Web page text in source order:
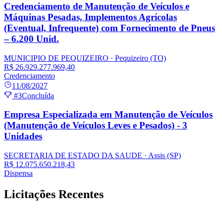
Credenciamento de Manutenção de Veículos e
Máquinas Pesadas, Implementos Agrícolas
(Eventual, Infrequente) com Fornecimento de Pneus
– 6.200 Unid.
MUNICIPIO DE PEQUIZEIRO · Pequizeiro (TO)
R$ 26.929.277.969,40
Credenciamento
11/08/2027
#3Concluída
Empresa Especializada em Manutenção de Veículos
(Manutenção de Veículos Leves e Pesados) - 3
Unidades
SECRETARIA DE ESTADO DA SAUDE · Assis (SP)
R$ 12.075.650.218,43
Dispensa
Licitações Recentes